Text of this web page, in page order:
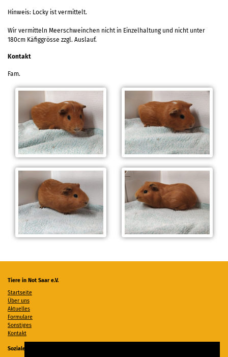
Hinweis: Locky ist vermittelt.
Wir vermitteln Meerschweinchen nicht in Einzelhaltung und nicht unter
180cm Käfiggrösse zzgl. Auslauf.
Kontakt
Fam.
Tiere in Not Saar e.V.
Startseite
Über uns
Aktuelles
Formulare
Sonstiges
Kontakt
Soziale Medien